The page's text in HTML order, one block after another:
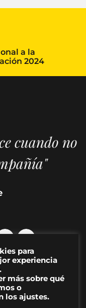
a la
2024
cuando no
visuales y cultura
Aviso Legal|Contacto
para
experiencia
más sobre qué
o
los ajustes.